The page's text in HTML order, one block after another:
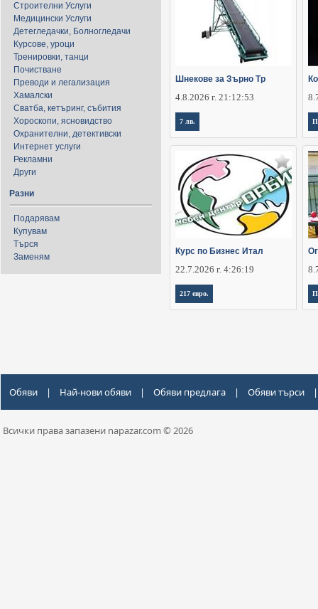
Строителни Услуги
Медицински Услуги
Детегледачки, Болногледачи
Курсове, уроци
Тренировки, танци
Почистване
Преводи и легализация
Хамалски
Сватба, кетъринг, събития
Хороскопи, ясновидство
Охранителни, детективски
Интернет услуги
Рекламни
Други
Разни
Подарявам
Купувам
Търся
Заменям
Шнекове за Зърно Тр
4.8.2026 г. 21:12:53
7 лв.
Курс по Бизнес Итал
22.7.2026 г. 4:26:19
217 евро.
Обяви | Най-нови обяви | Обяви предлага | Обяви търси |
Всички права запазени napazar.com © 2026